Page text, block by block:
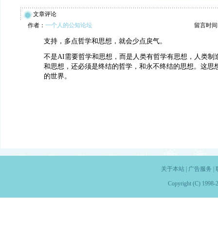
文章评论
作者： 一个人的公知论坛 留言时间
支持，多点哲学和思想，就会少点戾气。
不是AI需要哲学和思想，而是人类有哲学有思想，人类制
和思想，还必须是终结的哲学，和永不终结的思想。这思
的世界。
关于本站| 广告服务
Copyright (C) 1998-